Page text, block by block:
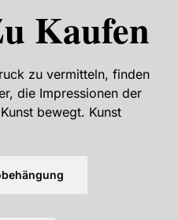
Kaufen
zu vermitteln, finden
die Impressionen der
bewegt. Kunst